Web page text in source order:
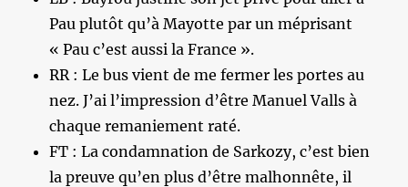
Pau plutôt qu’à Mayotte par un méprisant
« Pau c’est aussi la France ».
RR : Le bus vient de me fermer les portes au
nez. J’ai l’impression d’être Manuel Valls à
chaque remaniement raté.
FT : La condamnation de Sarkozy, c’est bien
la preuve qu’en plus d’être malhonnête, il